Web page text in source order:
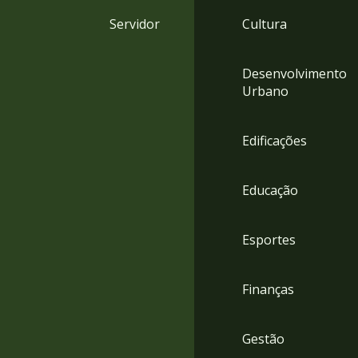
Servidor Cultura
Desenvolvimento
Urbano
Edificações
Educação
Esportes
Finanças
Gestão